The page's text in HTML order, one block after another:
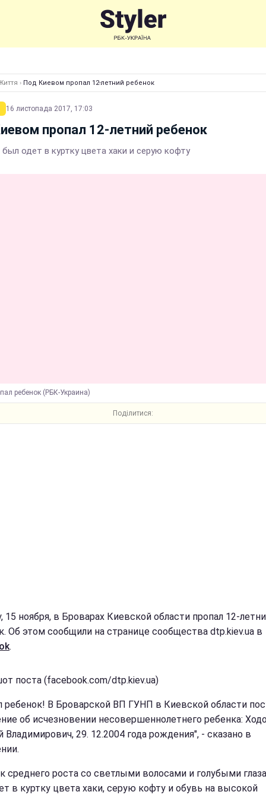
› Под Киевом пропал 12-летний ребенок
16 листопада 2017, 17:03
пропал 12-летний ребенок
одет в куртку цвета хаки и серую кофту
ребенок (РБК-Украина)
Поділитися:
15 ноября, в Броварах Киевской области пропал 12-
Об этом сообщили на странице сообщества dtp.kiev.ua в
.
поста (facebook.com/dtp.kiev.ua)
ребенок! В Броварской ВП ГУНП в Киевской области
об исчезновении несовершеннолетнего ребенка:
Владимирович, 29. 12.2004 года рождения", - сказано в
среднего роста со светлыми волосами и голубыми
в куртку цвета хаки, серую кофту и обувь на высокой